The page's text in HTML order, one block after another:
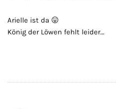
Arielle ist da 😛
König der Löwen fehlt leider…